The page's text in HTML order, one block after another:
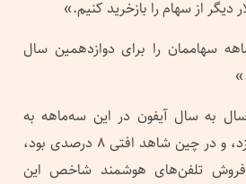
سهاممان را برای دوازدهمین سال
سال به سال آیفون در این سه‌ماهه به
کاهش درآمد اپل دامن زد، و در چین شاهد افتی ۸ درصدی بود،
تلفن‌های هوشمند شاخص این